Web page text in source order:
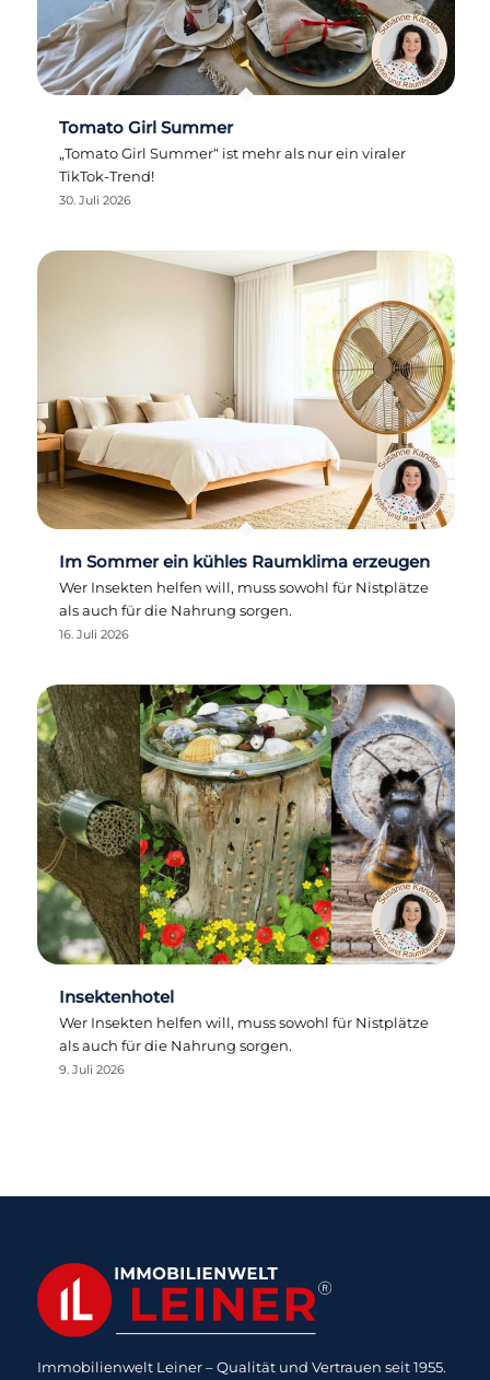
Tomato Girl Summer
„Tomato Girl Summer“ ist mehr als nur ein viraler
TikTok-Trend!
30. Juli 2026
Im Sommer ein kühles Raumklima erzeugen
Wer Insekten helfen will, muss sowohl für Nistplätze
als auch für die Nahrung sorgen.
16. Juli 2026
Insektenhotel
Wer Insekten helfen will, muss sowohl für Nistplätze
als auch für die Nahrung sorgen.
9. Juli 2026
Immobilienwelt Leiner – Qualität und Vertrauen seit 1955.